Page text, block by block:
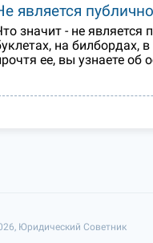
является
значит - не является
на билбордах,
ее, вы узнаете об
Юридический Советник